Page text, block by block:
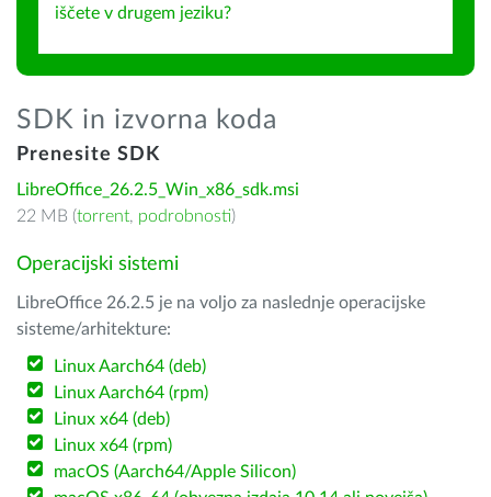
iščete v drugem jeziku?
SDK in izvorna koda
Prenesite SDK
LibreOffice_26.2.5_Win_x86_sdk.msi
22 MB (torrent, podrobnosti)
Operacijski sistemi
LibreOffice 26.2.5 je na voljo za naslednje operacijske
sisteme/arhitekture:
Linux Aarch64 (deb)
Linux Aarch64 (rpm)
Linux x64 (deb)
Linux x64 (rpm)
macOS (Aarch64/Apple Silicon)